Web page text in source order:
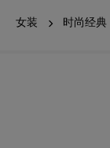
女装 时尚经典